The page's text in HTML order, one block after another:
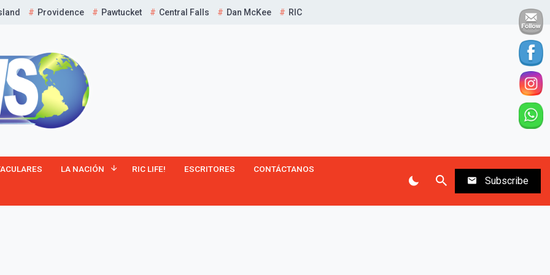
Providence Pawtucket Central Falls Dan McKee RIC
LA NACIÓN RIC LIFE! ESCRITORES CONTÁCTANOS
Subscribe
¡Suscríbete y Vive la
Experiencia!